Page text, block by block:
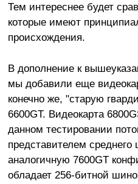
Тем интереснее будет
которые имеют
происхождения.
В дополнение к
мы добавили еще
конечно же, "старую
6600GT. Видеокарта
данном тестировании
представителем среднего
аналогичную 7600GT
обладает 256-битной